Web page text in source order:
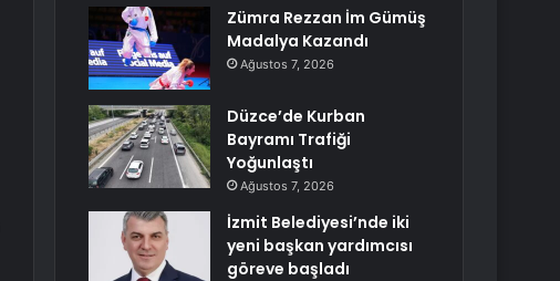
Zümra Rezzan İm Gümüş
Madalya Kazandı
Ağustos 7, 2026
Düzce’de Kurban
Bayramı Trafiği
Yoğunlaştı
Ağustos 7, 2026
İzmit Belediyesi’nde iki
yeni başkan yardımcısı
göreve başladı